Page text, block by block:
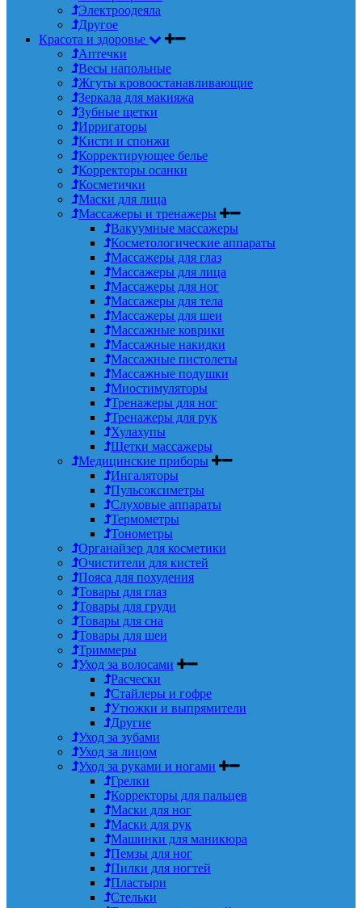
Электроодеяла
Другое
Красота и здоровье
Аптечки
Весы напольные
Жгуты кровоостанавливающие
Зеркала для макияжа
Зубные щетки
Ирригаторы
Кисти и спонжи
Корректирующее белье
Корректоры осанки
Косметички
Маски для лица
Массажеры и тренажеры
Вакуумные массажеры
Косметологические аппараты
Массажеры для глаз
Массажеры для лица
Массажеры для ног
Массажеры для тела
Массажеры для шеи
Массажные коврики
Массажные накидки
Массажные пистолеты
Массажные подушки
Миостимуляторы
Тренажеры для ног
Тренажеры для рук
Хулахупы
Щетки массажеры
Медицинские приборы
Ингаляторы
Пульсоксиметры
Слуховые аппараты
Термометры
Тонометры
Органайзер для косметики
Очистители для кистей
Пояса для похудения
Товары для глаз
Товары для груди
Товары для сна
Товары для шеи
Триммеры
Уход за волосами
Расчески
Стайлеры и гофре
Утюжки и выпрямители
Другие
Уход за зубами
Уход за лицом
Уход за руками и ногами
Грелки
Корректоры для пальцев
Маски для ног
Маски для рук
Машинки для маникюра
Пемзы для ног
Пилки для ногтей
Пластыри
Стельки